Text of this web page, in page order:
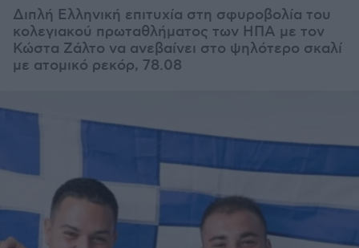
Διπλή Ελληνική επιτυχία στη σφυροβολία του
κολεγιακού πρωταθλήματος των ΗΠΑ με τον
Κώστα Ζάλτο να ανεβαίνει στο ψηλότερο σκαλί
με ατομικό ρεκόρ, 78.08